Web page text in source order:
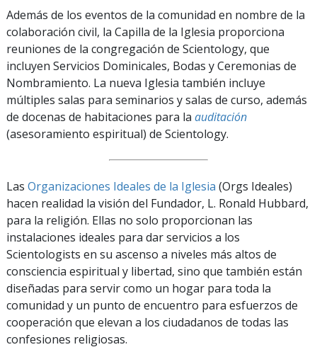
Además de los eventos de la comunidad en nombre de la
colaboración civil, la Capilla de la Iglesia proporciona
reuniones de la congregación de Scientology, que
incluyen Servicios Dominicales, Bodas y Ceremonias de
Nombramiento. La nueva Iglesia también incluye
múltiples salas para seminarios y salas de curso, además
de docenas de habitaciones para la auditación
(asesoramiento espiritual) de Scientology.
Las Organizaciones Ideales de la Iglesia (Orgs Ideales)
hacen realidad la visión del Fundador, L. Ronald Hubbard,
para la religión. Ellas no solo proporcionan las
instalaciones ideales para dar servicios a los
Scientologists en su ascenso a niveles más altos de
consciencia espiritual y libertad, sino que también están
diseñadas para servir como un hogar para toda la
comunidad y un punto de encuentro para esfuerzos de
cooperación que elevan a los ciudadanos de todas las
confesiones religiosas.